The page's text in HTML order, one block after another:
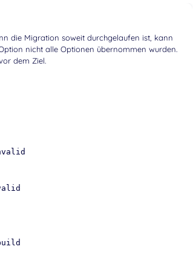
die Migration soweit durchgelaufen ist, kann
nicht alle Optionen übernommen wurden.
dem Ziel.